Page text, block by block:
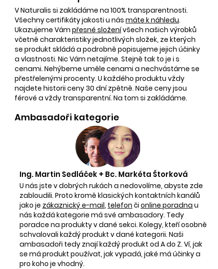
V Naturalis si zakládáme na 100% transparentnosti.
Všechny certifikáty jakosti u nás máte k náhledu.
Ukazujeme Vám přesné složenívšech našich výrobků
včetně charakteristiky jednotlivých složek, ze kterých
se produkt skládá a podrobně popisujeme jejich účinky
a vlastnosti. Nic Vám netajíme. Stejně tak to je i s
cenami. Nehýbeme uměle cenami a nechvástáme se
přestřelenými procenty. U každého produktu vždy
najdete historii ceny 30 dní zpětně. Naše ceny jsou
férové a vždy transparentní. Na tom si zakládáme.
Ambasadoři kategorie
Ing. Martin Sedláček + Bc. Markéta Štorková
U nás jste v dobrých rukách a nedovolíme, abyste zde
zabloudili. Proto kromě klasických kontaktních kanálů
jako je zákaznický e-mail, telefon či online poradna u
nás každá kategorie má své ambasadory. Tedy
poradce na produkty v dané sekci. Kolegy, kteří osobně
schvalovali každý produkt v dané kategorii. Naši
ambasadoři tedy znají každý produkt od A do Z. Ví, jak
se má produkt používat, jak vypadá, jaké má účinky a
pro koho je vhodný.